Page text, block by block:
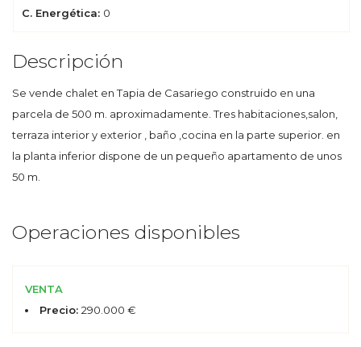
C. Energética: 0
Descripción
Se vende chalet en Tapia de Casariego construido en una
parcela de 500 m. aproximadamente. Tres habitaciones,salon,
terraza interior y exterior , baño ,cocina en la parte superior. en
la planta inferior dispone de un pequeño apartamento de unos
50 m.
Operaciones disponibles
VENTA
Precio: 290.000 €